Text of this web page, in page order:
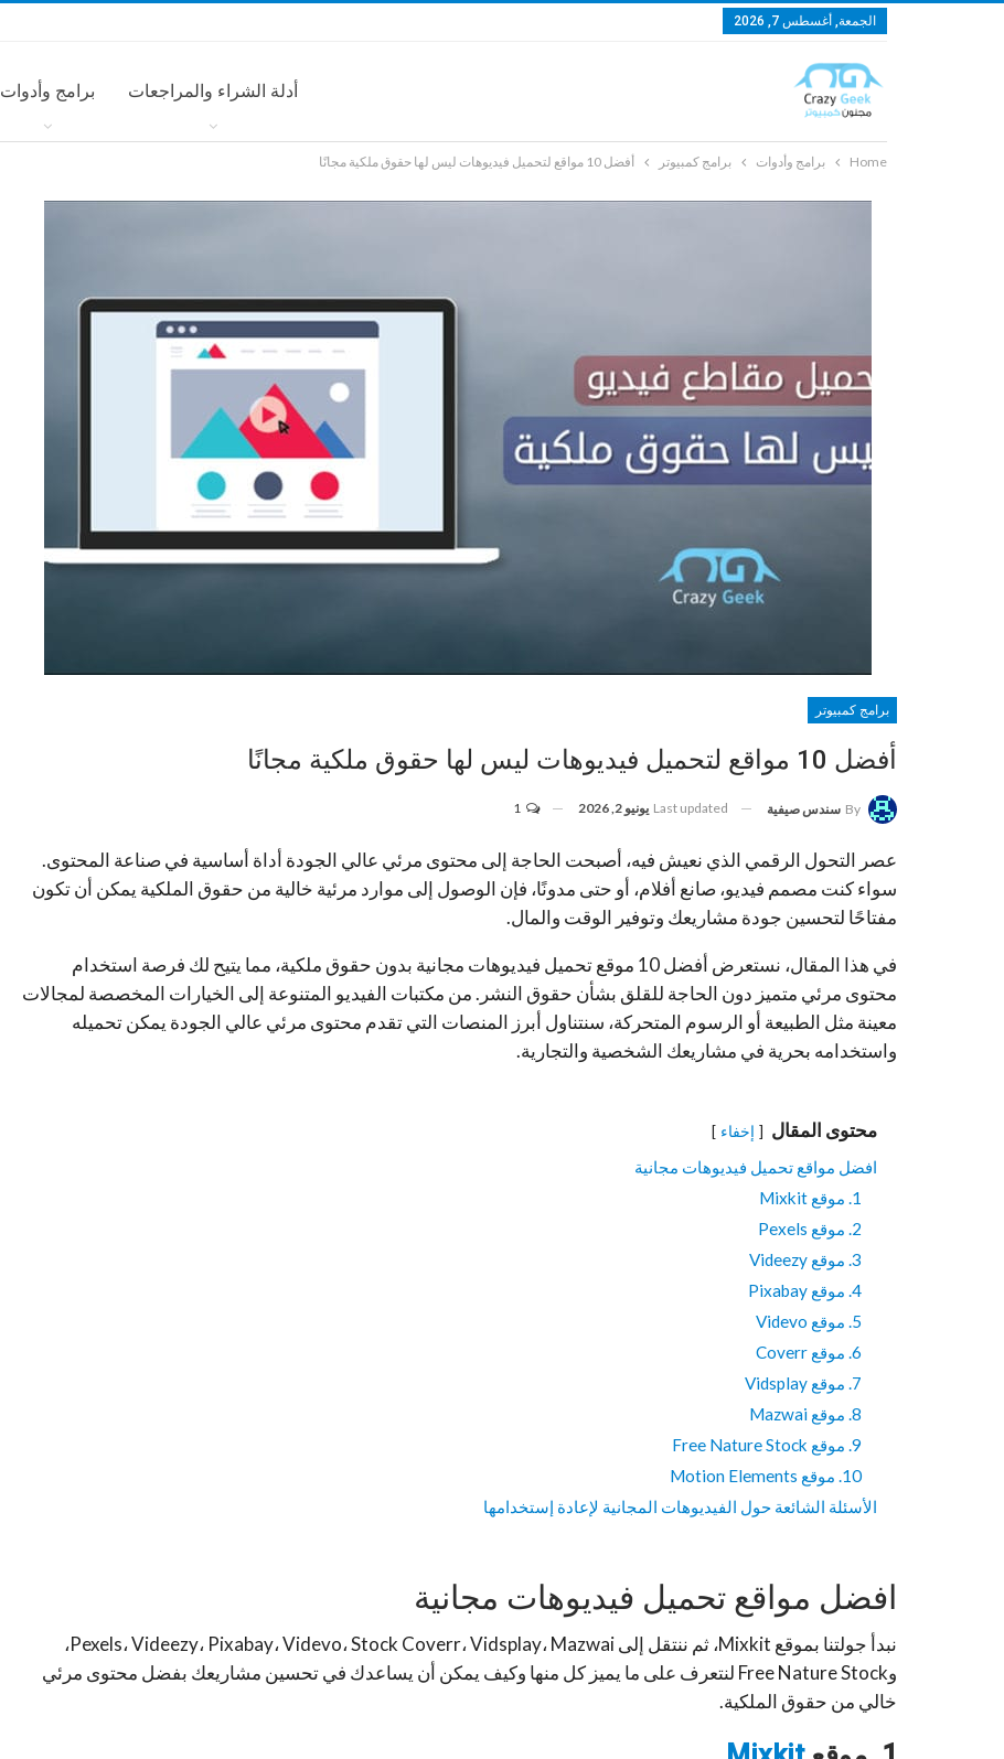
الجمعة, أغسطس 7, 2026
أدلة الشراء والمراجعات برامج وأدوات
Home برامج وأدوات برامج كمبيوتر أفضل 10 مواقع لتحميل فيديوهات ليس لها حقوق ملكية مجانًا
برامج كمبيوتر
أفضل 10 مواقع لتحميل فيديوهات ليس لها حقوق ملكية مجانًا
By سندس صيفية Last updated يونيو 2, 2026
عصر التحول الرقمي الذي نعيش فيه، أصبحت الحاجة إلى محتوى مرئي عالي الجودة أداة أساسية في صناعة المحتوى.
سواء كنت مصمم فيديو، صانع أفلام، أو حتى مدونًا، فإن الوصول إلى موارد مرئية خالية من حقوق الملكية يمكن أن تكون
مفتاحًا لتحسين جودة مشاريعك وتوفير الوقت والمال.
في هذا المقال، نستعرض أفضل 10 موقع تحميل فيديوهات مجانية بدون حقوق ملكية، مما يتيح لك فرصة استخدام
محتوى مرئي متميز دون الحاجة للقلق بشأن حقوق النشر. من مكتبات الفيديو المتنوعة إلى الخيارات المخصصة لمجالات
معينة مثل الطبيعة أو الرسوم المتحركة، سنتناول أبرز المنصات التي تقدم محتوى مرئي عالي الجودة يمكن تحميله
واستخدامه بحرية في مشاريعك الشخصية والتجارية.
محتوى المقال إخفاء
افضل مواقع تحميل فيديوهات مجانية
1. موقع Mixkit
2. موقع Pexels
3. موقع Videezy
4. موقع Pixabay
5. موقع Videvo
6. موقع Coverr
7. موقع Vidsplay
8. موقع Mazwai
9. موقع Free Nature Stock
10. موقع Motion Elements
الأسئلة الشائعة حول الفيديوهات المجانية لإعادة إستخدامها
افضل مواقع تحميل فيديوهات مجانية
نبدأ جولتنا بموقع Mixkit، ثم ننتقل إلى Pexels، Videezy، Pixabay، Videvo، Stock Coverr، Vidsplay، Mazwai،
وFree Nature Stock لنتعرف على ما يميز كل منها وكيف يمكن أن يساعدك في تحسين مشاريعك بفضل محتوى مرئي
خالي من حقوق الملكية.